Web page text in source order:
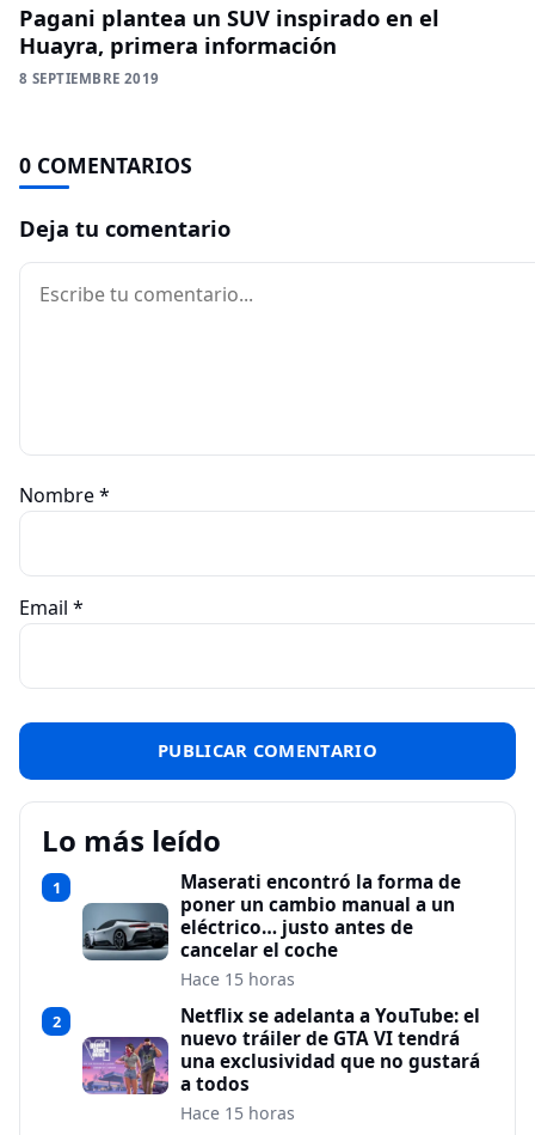
Pagani plantea un SUV inspirado en el
Huayra, primera información
8 SEPTIEMBRE 2019
0 COMENTARIOS
Deja tu comentario
Comentario
Nombre*
Email *
Lo más leído
1
Maserati encontró la forma de
poner un cambio manual a un
eléctrico… justo antes de
cancelar el coche
Hace 15 horas
2
Netflix se adelanta a YouTube: el
nuevo tráiler de GTA VI tendrá
una exclusividad que no gustará
a todos
Hace 15 horas